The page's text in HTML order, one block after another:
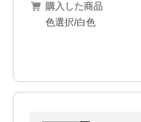
購入した商品
色選択/白色